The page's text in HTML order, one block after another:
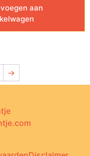
aan
→